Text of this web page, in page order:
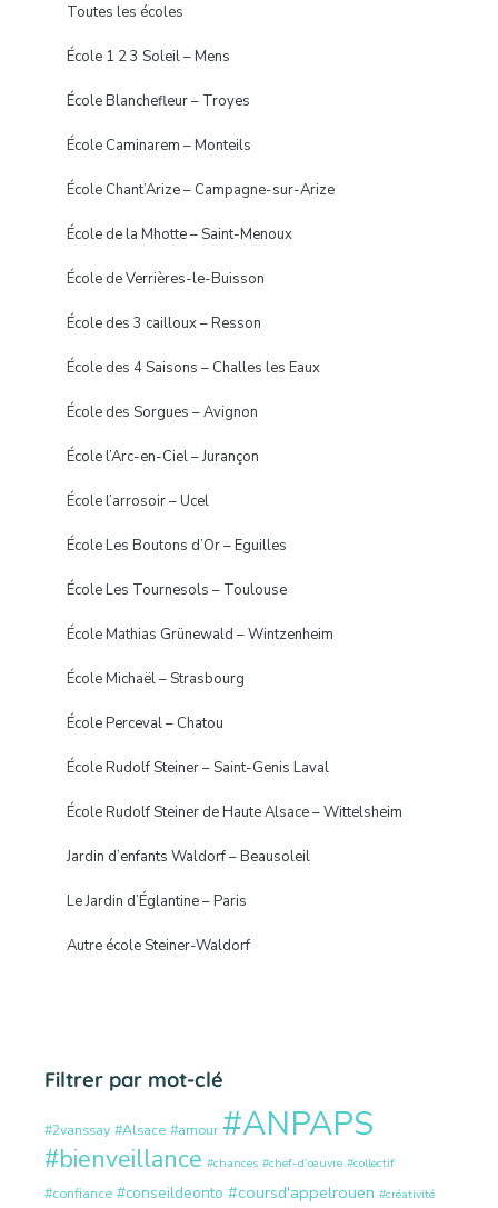
Toutes les écoles
École 1 2 3 Soleil – Mens
École Blanchefleur – Troyes
École Caminarem – Monteils
École Chant’Arize – Campagne-sur-Arize
École de la Mhotte – Saint-Menoux
École de Verrières-le-Buisson
École des 3 cailloux – Resson
École des 4 Saisons – Challes les Eaux
École des Sorgues – Avignon
École l’Arc-en-Ciel – Jurançon
École l’arrosoir – Ucel
École Les Boutons d’Or – Eguilles
École Les Tournesols – Toulouse
École Mathias Grünewald – Wintzenheim
École Michaël – Strasbourg
École Perceval – Chatou
École Rudolf Steiner – Saint-Genis Laval
École Rudolf Steiner de Haute Alsace – Wittelsheim
Jardin d’enfants Waldorf – Beausoleil
Le Jardin d’Églantine – Paris
Autre école Steiner-Waldorf
Filtrer par mot-clé
#2vanssay #Alsace #amour #ANPAPS
#bienveillance #chances #chef-d’œuvre #collectif
#confiance #conseildeonto #coursd'appelrouen #créativité